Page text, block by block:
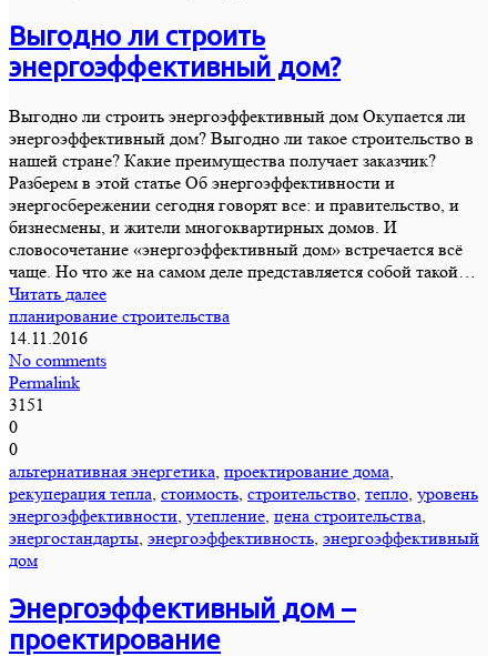
Выгодно ли строить
энергоэффективный дом?
Выгодно ли строить энергоэффективный дом Окупается ли
энергоэффективный дом? Выгодно ли такое строительство в
нашей стране? Какие преимущества получает заказчик?
Разберем в этой статье Об энергоэффективности и
энергосбережении сегодня говорят все: и правительство, и
бизнесмены, и жители многоквартирных домов. И
словосочетание «энергоэффективный дом» встречается всё
чаще. Но что же на самом деле представляется собой такой…
Читать далее
планирование строительства
14.11.2016
No comments
Permalink
3151
0
0
альтернативная энергетика проектирование дома
рекуперация тепла стоимость строительство тепло уровень
энергоэффективности утепление цена строительства
энергостандарты энергоэффективность энергоэффективный
дом
Энергоэффективный дом –
проектирование